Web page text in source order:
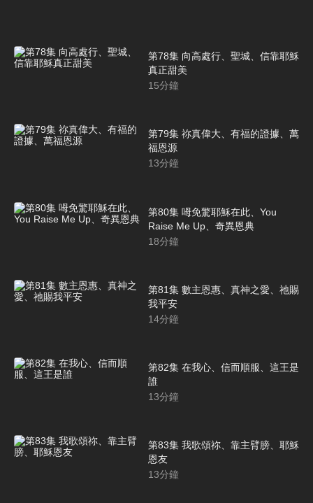
第78集 向高處行、聖城、信靠耶穌
真正甜美
15分鐘
第79集 祢真偉大、有福的證據、萬
福恩源
13分鐘
第80集 呣免驚耶穌在此、You
Raise Me Up、奇異恩典
18分鐘
第81集 數主恩惠、真神之愛、祂賜
我平安
14分鐘
第82集 在我心、信而順服、這王是
誰
13分鐘
第83集 我歌頌祢、靠主臂膀、耶穌
恩友
13分鐘